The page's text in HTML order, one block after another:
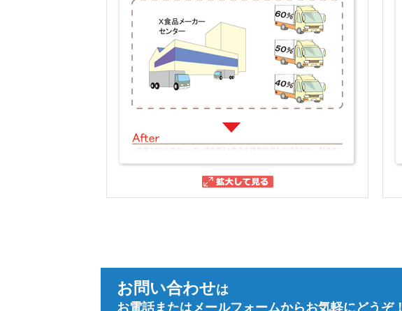
お問い合わせは
お電話またはメールフォームからお気軽にどうぞ！